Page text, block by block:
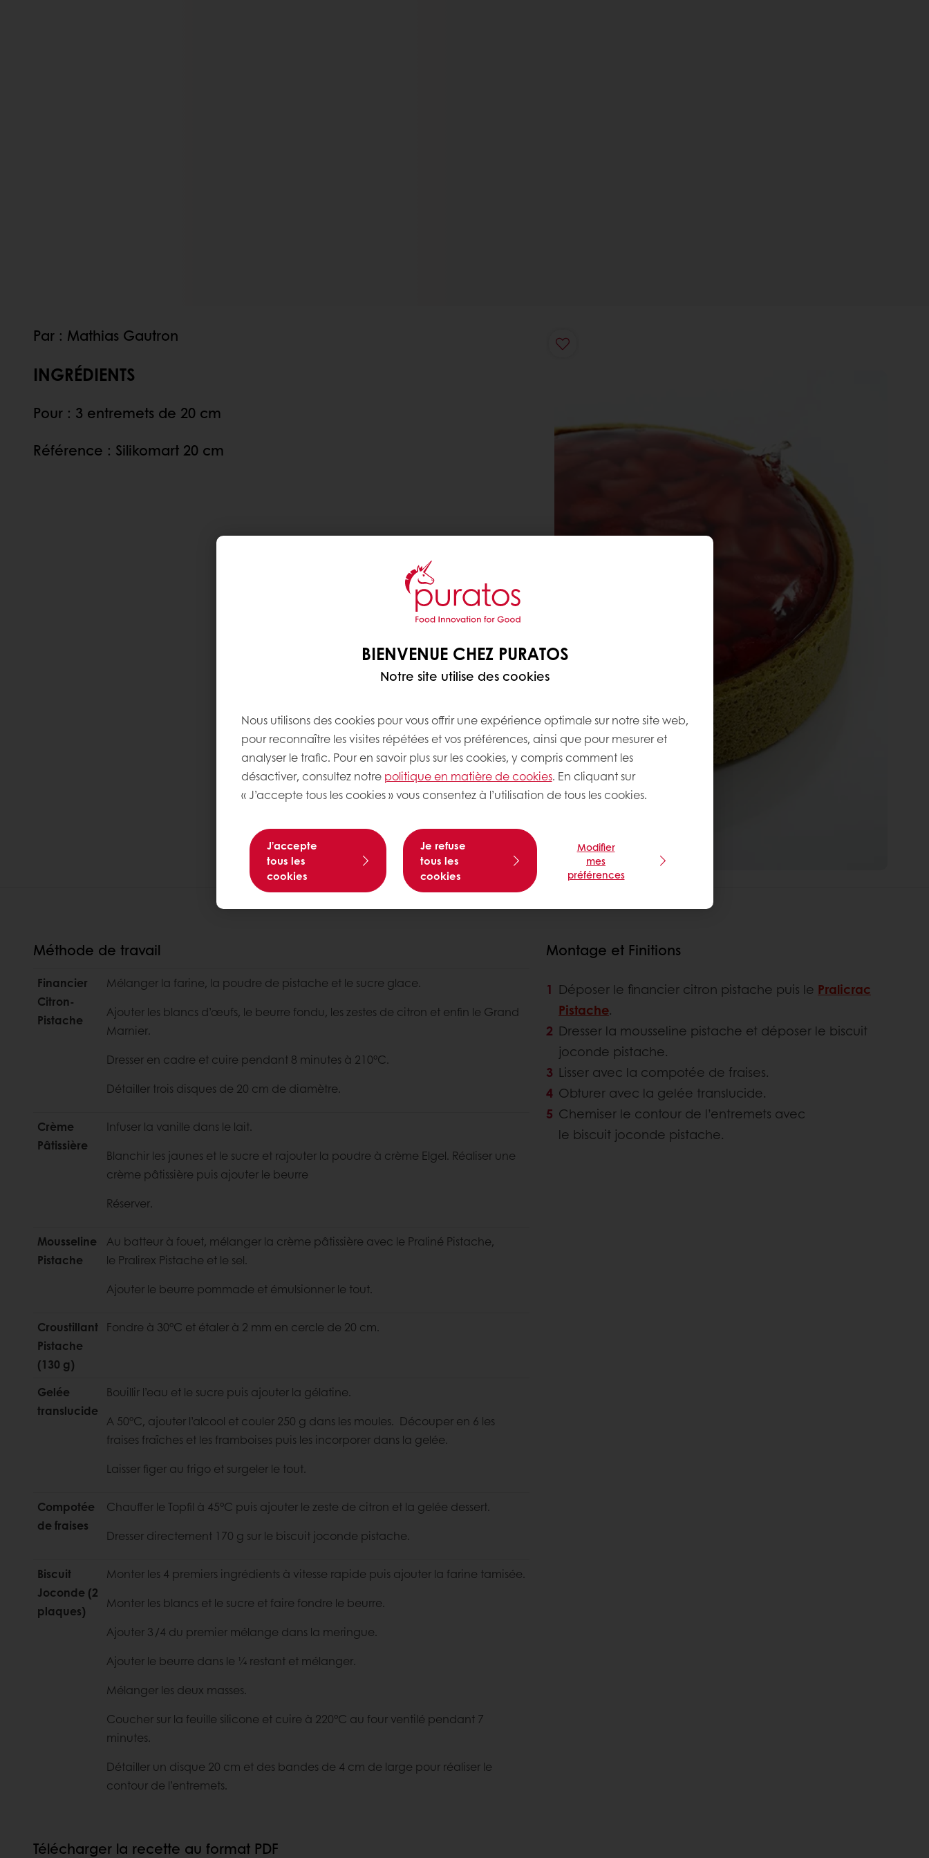
Par : Mathias Gautron
INGRÉDIENTS
Pour : 3 entremets de 20 cm
Référence : Silikomart 20 cm
Méthode de travail
Financier
Citron-
Pistache
Mélanger la farine, la poudre de pistache et le sucre glace.
Ajouter les blancs d’œufs, le beurre fondu, les zestes de citron et enfin le Grand
Marnier.
Dresser en cadre et cuire pendant 8 minutes à 210°C.
Détailler trois disques de 20 cm de diamètre.
Crème
Pâtissière
Infuser la vanille dans le lait.
Blanchir les jaunes et le sucre et rajouter la poudre à crème Elgel. Réaliser une
crème pâtissière puis ajouter le beurre
Réserver.
Mousseline
Pistache
Au batteur à fouet, mélanger la crème pâtissière avec le Praliné Pistache,
le Pralirex Pistache et le sel.
Ajouter le beurre pommade et émulsionner le tout.
Croustillant
Pistache
(130 g)
Fondre à 30°C et étaler à 2 mm en cercle de 20 cm.
Gelée
translucide
Bouillir l’eau et le sucre puis ajouter la gélatine.
A 50°C, ajouter l’alcool et couler 250 g dans les moules. Découper en 6 les
fraises fraîches et les framboises puis les incorporer dans la gelée.
Laisser figer au frigo et surgeler le tout.
Compotée
de fraises
Chauffer le Topfil à 45°C puis ajouter le zeste de citron et la gelée dessert.
Dresser directement 170 g sur le biscuit joconde pistache.
Biscuit
Joconde (2
plaques)
Monter les 4 premiers ingrédients à vitesse rapide puis ajouter la farine tamisée.
Monter les blancs et le sucre et faire fondre le beurre.
Ajouter 3 /4 du premier mélange dans la meringue.
Ajouter le beurre dans le ¼ restant et mélanger.
Mélanger les deux masses.
Coucher sur la feuille silicone et cuire à 220°C au four ventilé pendant 7
minutes.
Détailler un disque 20 cm et des bandes de 4 cm de large pour réaliser le
contour de l’entremets.
Télécharger la recette au format PDF
Montage et Finitions
Déposer le financier citron pistache puis le Pralicrac
Pistache.
Dresser la mousseline pistache et déposer le biscuit
joconde pistache.
Lisser avec la compotée de fraises.
Obturer avec la gelée translucide.
Chemiser le contour de l’entremets avec
le biscuit joconde pistache.
BIENVENUE CHEZ PURATOS
Notre site utilise des cookies
Nous utilisons des cookies pour vous offrir une expérience optimale sur notre site web,
pour reconnaître les visites répétées et vos préférences, ainsi que pour mesurer et
analyser le trafic. Pour en savoir plus sur les cookies, y compris comment les
désactiver, consultez notre politique en matière de cookies. En cliquant sur
« J’accepte tous les cookies » vous consentez à l’utilisation de tous les cookies.
J’accepte
tous les
cookies
Je refuse
tous les
cookies
Modifier
mes
préférences